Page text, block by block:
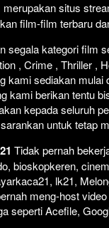
merupakan situs
film-film terbaru
segala kategori film
, Crime , Thriller ,
kami sediakan mulai
kami berikan tentu
kepada seluruh
untuk tetap
Tidak pernah
bioskopkeren,
lk21,
meng-host
seperti Acefile,